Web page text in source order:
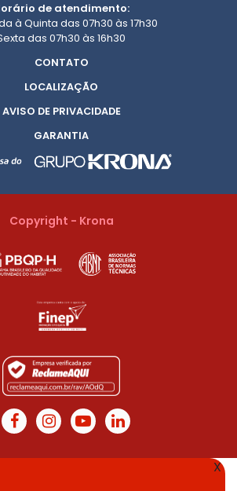
de atendimento:
à Quinta das 07h30 às 17h30
das 07h30 às 16h30
CONTATO
LOCALIZAÇÃO
AVISO DE PRIVACIDADE
GARANTIA
Copyright - Krona
X